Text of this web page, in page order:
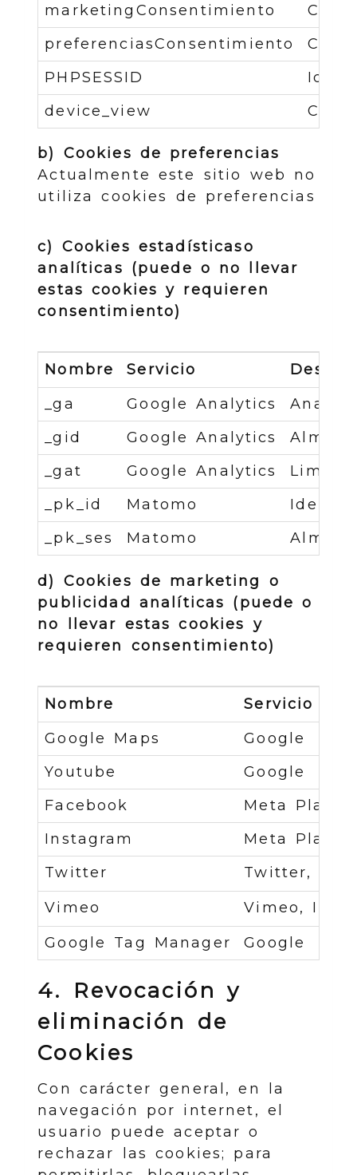
marketingConsentimiento
preferenciasConsentimiento
PHPSESSID
device_view
b) Cookies de preferencias
Actualmente este sitio web no
utiliza cookies de preferencias
c) Cookies estadísticaso
analíticas (puede o no llevar
estas cookies y requieren
consentimiento)
Nombre Servicio
_ga
Google Analytics
_gid
Google Analytics
_gat
Google Analytics
Limita
_pk_id
Matomo
_pk_ses
Matomo
d) Cookies de marketing o
publicidad analíticas (puede o
no llevar estas cookies y
requieren consentimiento)
Nombre
Servicio
Google Maps
Google
Youtube
Google
Facebook
Meta
Instagram
Meta
Twitter
Twitter, Inc.
Vimeo
Vimeo, Inc.
Google Tag Manager
Google
4. Revocación y
eliminación de
Cookies
Con carácter general, en la
navegación por internet, el
usuario puede aceptar o
rechazar las cookies; para